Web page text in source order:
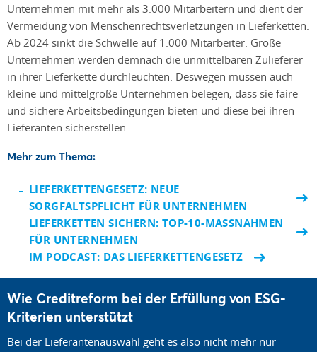
Unternehmen mit mehr als 3.000 Mitarbeitern und dient der
Vermeidung von Menschenrechtsverletzungen in Lieferketten.
Ab 2024 sinkt die Schwelle auf 1.000 Mitarbeiter. Große
Unternehmen werden demnach die unmittelbaren Zulieferer
in ihrer Lieferkette durchleuchten. Deswegen müssen auch
kleine und mittelgroße Unternehmen belegen, dass sie faire
und sichere Arbeitsbedingungen bieten und diese bei ihren
Lieferanten sicherstellen.
Mehr zum Thema:
LIEFERKETTENGESETZ: NEUE
SORGFALTSPFLICHT FÜR UNTERNEHMEN
LIEFERKETTEN SICHERN: TOP-10-MASSNAHMEN F
ÜR UNTERNEHMEN
IM PODCAST: DAS LIEFERKETTENGESETZ
Wie Creditreform bei der Erfüllung von ESG-
Kriterien unterstützt
Bei der Lieferantenauswahl geht es also nicht mehr nur